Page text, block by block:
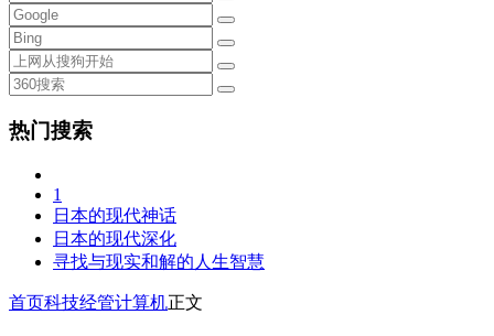
热门搜索
1
日本的现代神话
日本的现代深化
寻找与现实和解的人生智慧
首页科技经管计算机正文